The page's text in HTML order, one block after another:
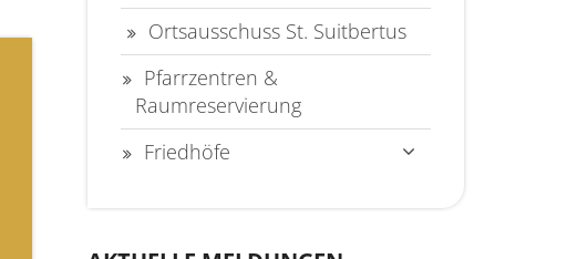
Ortsausschuss St. Suitbertus
Pfarrzentren &
Raumreservierung
Friedhöfe